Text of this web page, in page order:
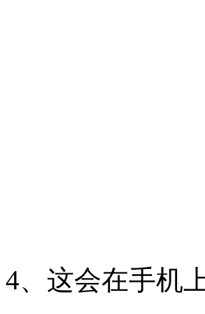
4、这会在手机